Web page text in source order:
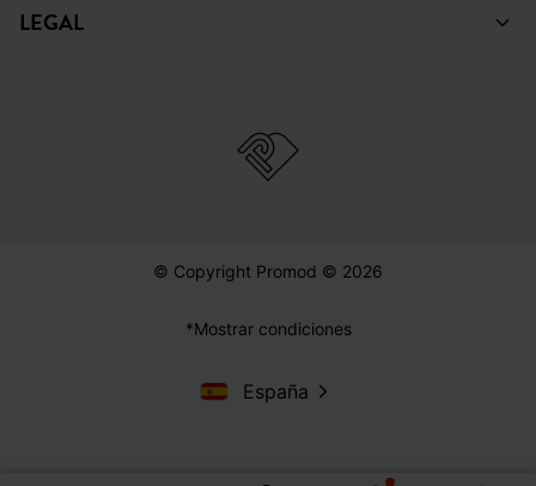
LEGAL
© Copyright Promod © 2026
*Mostrar condiciones
España